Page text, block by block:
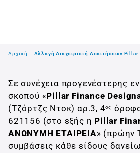
Αρχική Aλλαγή Διαχειριστή Απαιτήσεων
Σε συνέχεια προγενέστερης
σκοπού «Pillar Finance
(Τζόρτζς Ντοκ) αρ.3, 4ος
621156 (στο εξής η Pillar
ΑΝΩΝΥΜΗ ΕΤΑΙΡΕΙΑ» (πρώην
συμβάσεις κάθε είδους